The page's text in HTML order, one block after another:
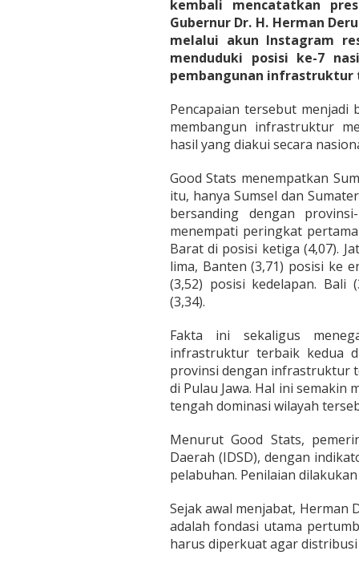
n
D
e
r
u
n
g
u
D
e
r
a
h
kembali mencatatkan
Gubernur Dr. H. Herman
melalui akun Instagram
menduduki posisi ke-7
pembangunan infrastruktur
Pencapaian tersebut menjadi
membangun infrastruktur
hasil yang diakui secara
Good Stats menempatkan
itu, hanya Sumsel dan
bersanding dengan
menempati peringkat
Barat di posisi ketiga (4,07).
lima, Banten (3,71) posisi ke
(3,52) posisi kedelapan. Bali
(3,34).
Fakta ini sekaligus
infrastruktur terbaik kedua
provinsi dengan infrastruktur
di Pulau Jawa. Hal ini semakin
tengah dominasi wilayah
Menurut Good Stats,
Daerah (IDSD), dengan
pelabuhan. Penilaian
Sejak awal menjabat,
adalah fondasi utama
harus diperkuat agar